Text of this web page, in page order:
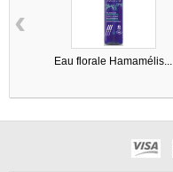
Eau florale Hamamélis...
‹